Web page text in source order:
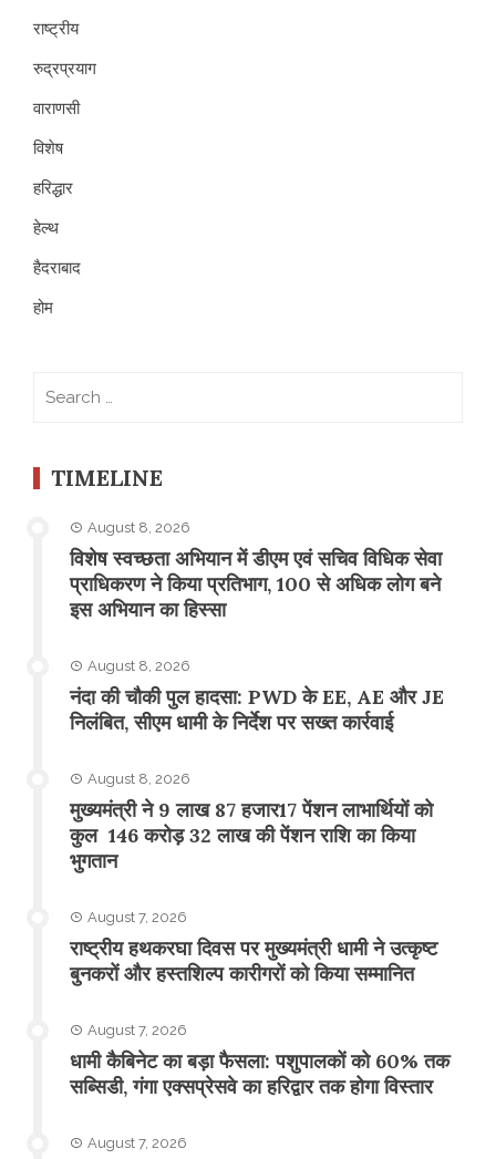
राष्ट्रीय
रुद्रप्रयाग
वाराणसी
विशेष
हरिद्धार
हेल्थ
हैदराबाद
होम
TIMELINE
August 8, 2026
विशेष स्वच्छता अभियान में डीएम एवं सचिव विधिक सेवा
प्राधिकरण ने किया प्रतिभाग, 100 से अधिक लोग बने
इस अभियान का हिस्सा
August 8, 2026
नंदा की चौकी पुल हादसा: PWD के EE, AE और JE
निलंबित, सीएम धामी के निर्देश पर सख्त कार्रवाई
August 8, 2026
मुख्यमंत्री ने 9 लाख 87 हजार17 पेंशन लाभार्थियों को
कुल 146 करोड़ 32 लाख की पेंशन राशि का किया
भुगतान
August 7, 2026
राष्ट्रीय हथकरघा दिवस पर मुख्यमंत्री धामी ने उत्कृष्ट
बुनकरों और हस्तशिल्प कारीगरों को किया सम्मानित
August 7, 2026
​धामी कैबिनेट का बड़ा फैसला: पशुपालकों को 60% तक
सब्सिडी, गंगा एक्सप्रेसवे का हरिद्वार तक होगा विस्तार
August 7, 2026